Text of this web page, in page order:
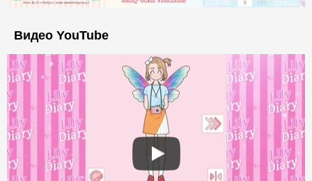
Видео YouTube